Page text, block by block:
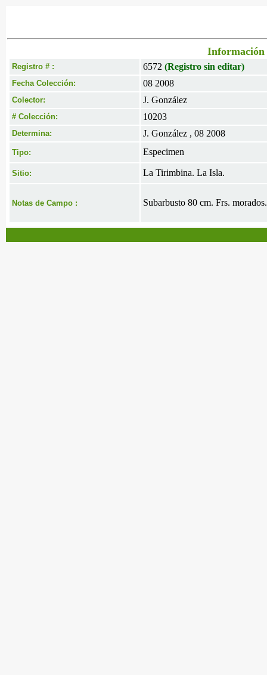
Información
Registro # : 6572 (Registro sin editar)
Fecha Colección: 08 2008
Colector: J. González
# Colección: 10203
Determina: J. González , 08 2008
Tipo: Especimen
Sitio: La Tirimbina. La Isla.
Notas de Campo : Subarbusto 80 cm. Frs. morados.